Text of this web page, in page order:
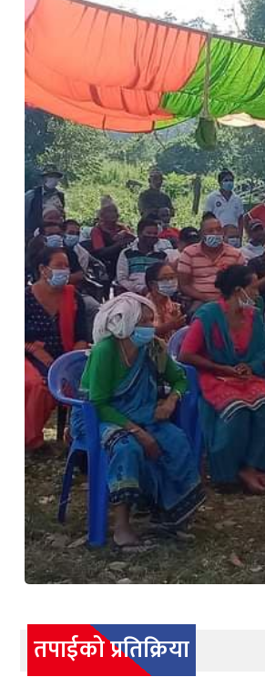
तपाईको प्रतिक्रिया